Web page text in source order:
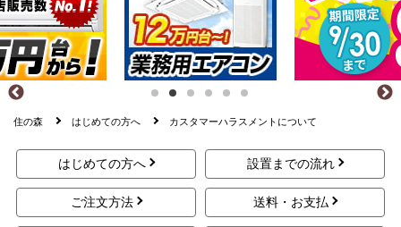
住の森 はじめての方へ カスタマーハラスメントについて
はじめての方へ 設置までの流れ
ご注文方法 送料・お支払